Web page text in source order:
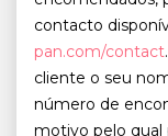
contacto
pan.com/contact
cliente o seu
número de
motivo pelo qual